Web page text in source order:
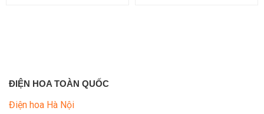
ĐIỆN HOA TOÀN QUỐC
Điện hoa Hà Nội